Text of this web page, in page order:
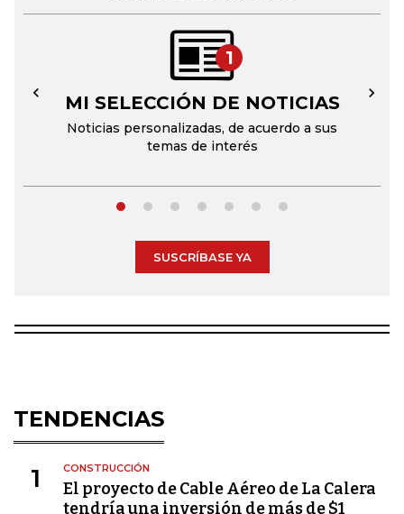
1
MI SELECCIÓN DE NOTICIAS
Noticias personalizadas, de acuerdo a sus
temas de interés
← →
SUSCRÍBASE YA
TENDENCIAS
1 CONSTRUCCIÓN
El proyecto de Cable Aéreo de La Calera
tendría una inversión de más de $1